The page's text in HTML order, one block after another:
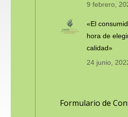
9 febrero,
«El
hora de
calidad»
24 junio,
Formulario de